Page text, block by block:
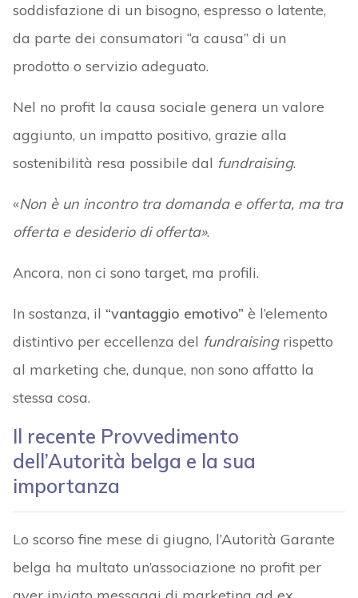
soddisfazione di un bisogno, espresso o latente,
da parte dei consumatori “a causa” di un
prodotto o servizio adeguato.
Nel no profit la causa sociale genera un valore
aggiunto, un impatto positivo, grazie alla
sostenibilità resa possibile dal fundraising.
«Non è un incontro tra domanda e offerta, ma tra
offerta e desiderio di offerta».
Ancora, non ci sono target, ma profili.
In sostanza, il “vantaggio emotivo” è l’elemento
distintivo per eccellenza del fundraisingrispetto
al marketing che, dunque, non sono affatto la
stessa cosa.
Il recente Provvedimento
dell’Autorità belga e la sua
importanza
Lo scorso fine mese di giugno, l’Autorità Garante
belga ha multato un’associazione no profit per